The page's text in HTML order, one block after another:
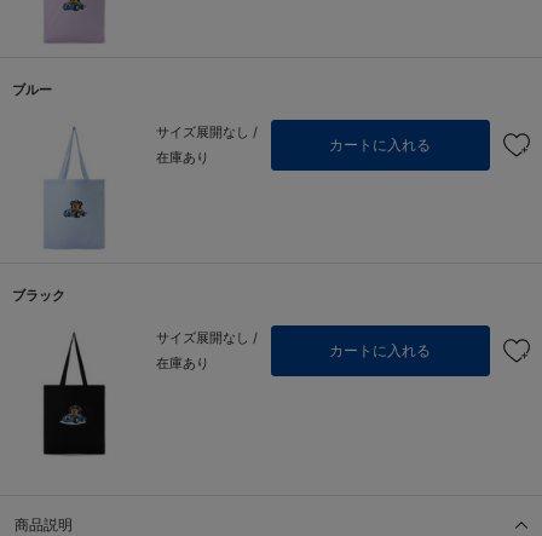
ブルー
サイズ展開なし /
在庫あり
カートに入れる
ブラック
サイズ展開なし /
在庫あり
カートに入れる
商品説明